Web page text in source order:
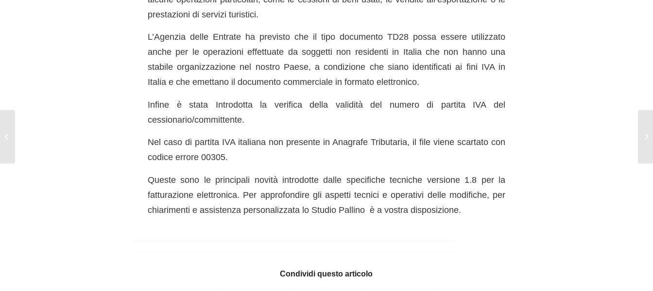
prestazioni di servizi turistici.
L’Agenzia delle Entrate ha previsto che il tipo documento TD28 possa essere utilizzato
anche per le operazioni effettuate da soggetti non residenti in Italia che non hanno una
stabile organizzazione nel nostro Paese, a condizione che siano identificati ai fini IVA in
Italia e che emettano il documento commerciale in formato elettronico.
Infine è stata Introdotta la verifica della validità del numero di partita IVA del
cessionario/committente.
Nel caso di partita IVA italiana non presente in Anagrafe Tributaria, il file viene scartato con
codice errore 00305.
Queste sono le principali novità introdotte dalle specifiche tecniche versione 1.8 per la
fatturazione elettronica. Per approfondire gli aspetti tecnici e operativi delle modifiche, per
chiarimenti e assistenza personalizzata lo Studio Pallino è a vostra disposizione.
Condividi questo articolo